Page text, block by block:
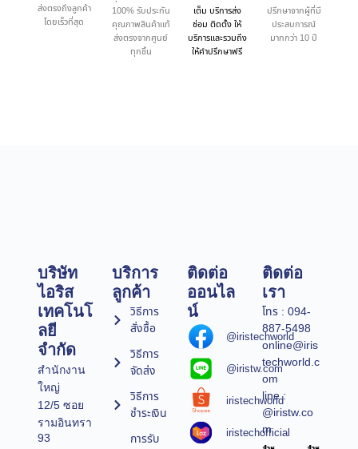
ส่งตรงถึงลูกค้า
โดยเร็วที่สุด
100% รับประกัน
คุณภาพสินค้าแท้
ส่งตรงจากศูนย์
ทุกชิ้น
เต็ม บริการส่ง
ซ่อม ติดตั้ง ให้
บริการและรวมถึง
ให้คำปรึกษาฟรี
ปรึกษาจากผู้ที่มี
ประสบการณ์
มากกว่า 10 ปี
บริษัท
ไอริส
เทคโนโ
ลยี
จำกัด
สำนักงาน
ใหญ่
12/5 ซอย
รามอินทรา
93
บริการ
ลูกค้า
วิธีการ
สั่งซื้อ
วิธีการ
จัดส่ง
วิธีการ
ชำระเงิน
การรับ
ติดต่อ
ออนไล
น์
@iristechworld
@iristw.com
iristechworld
iristechofficial
ติดต่อ
เรา
โทร : 094-
887-5498
online@iris
techworld.c
om
line :
@iristw.co
m